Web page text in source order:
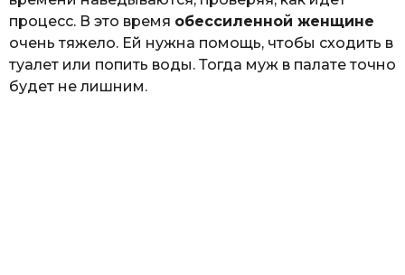
процесс. В это время обессиленной женщине
очень тяжело. Ей нужна помощь, чтобы сходить в
туалет или попить воды. Тогда муж в палате точно
будет не лишним.